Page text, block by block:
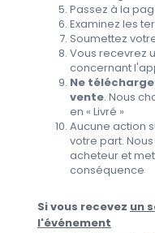
Passez à la
Examinez les
Soumettez
Vous recevrez
concernant
Ne
vente. Nous
en « Livré »
Aucune action
votre part.
acheteur et
conséquence
Si vous recevez un
l'événement